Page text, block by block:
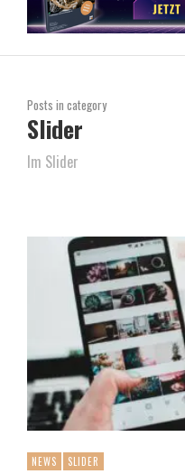
Posts in category
Slider
Im Slider
NEWS SLIDER